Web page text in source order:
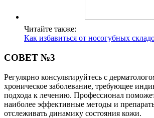
Читайте также:
Как избавиться от носогубных
СОВЕТ №3
Регулярно консультируйтесь с
хроническое заболевание, требующее
подхода к лечению. Профессионал
наиболее эффективные методы и
отслеживать динамику состояния кожи.